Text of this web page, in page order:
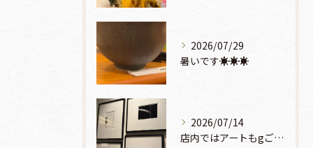
2026/07/29
暑いです☀️☀️☀️
2026/07/14
店内ではアートもgご鑑賞いただけます♡♡♡